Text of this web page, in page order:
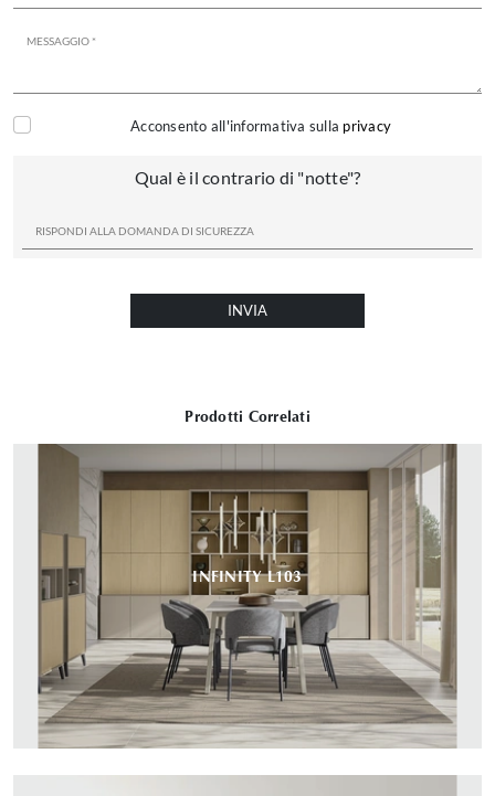
Prodotti Correlati
INFINITY L103
Acconsento all'informativa sulla privacy
Qual è il contrario di "notte"?
INVIA